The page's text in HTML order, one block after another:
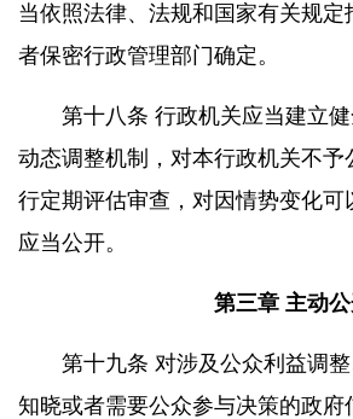
当依照法律、法规和国家有关规定
者保密行政管理部门确定。
第十八条 行政机关应当建立
动态调整机制，对本行政机关不予
行定期评估审查，对因情势变化可
应当公开。
第三章 主动
第十九条 对涉及公众利益调
知晓或者需要公众参与决策的政府